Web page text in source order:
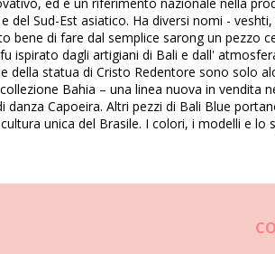
del Sud-Est asiatico. Ha diversi nomi -
bene di fare dal semplice sarong un pezzo
ispirato dagli artigiani di Bali e dall'
statua di Cristo Redentore sono solo
Bahia – una linea nuova in vendita
Capoeira. Altri pezzi di Bali Blue
unica del Brasile. I colori, i modelli e